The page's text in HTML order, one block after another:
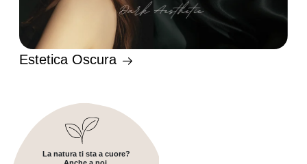
Estetica Oscura
La natura ti sta a cuore?